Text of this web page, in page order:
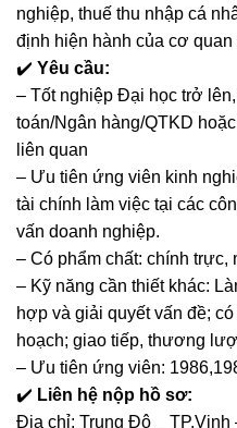
nghiệp, thuế thu nhập cá
định hiện hành của cơ quan
✔️ Yêu cầu:
– Tốt nghiệp Đại học trở
toán/Ngân hàng/QTKD
liên quan
– Ưu tiên ứng viên kinh
tài chính làm việc tại các
vấn doanh nghiệp.
– Có phẩm chất: chính trực,
– Kỹ năng cần thiết khác:
hợp và giải quyết vấn đề;
hoạch; giao tiếp, thương
– Ưu tiên ứng viên:
✔️ Liên hệ nộp hồ sơ:
Địa chỉ: Trung Đô _ TP.Vinh